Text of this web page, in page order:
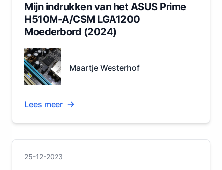
Mijn indrukken van het ASUS Prime
H510M-A/CSM LGA1200
Moederbord (2024)
Maartje Westerhof
Lees meer
25-12-2023